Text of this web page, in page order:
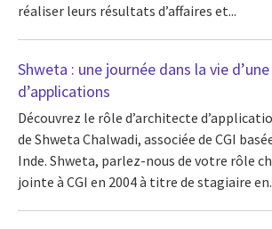
réaliser leurs résultats d’affaires et...
Shweta : une journée dans la vie
d’applications
Découvrez le rôle d’architecte
de Shweta Chalwadi, associée de CGI
Inde. Shweta, parlez-nous de votre rôle
jointe à CGI en 2004 à titre de stagiaire